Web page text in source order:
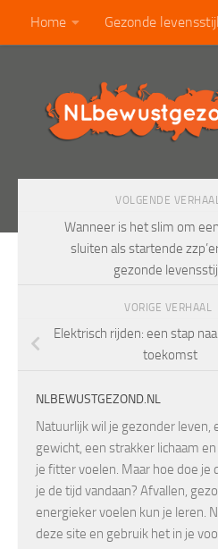
Doorgaan naar inhoud
Home Gezonde levensstijl
VOLGENDE
Wanneer is het slim om
sluiten als startende
gezonde
VORIGE VERHAAL
Elektrisch rijden: een stap
toekomst
NLBEWUSTGEZOND.NL
Natuurlijk wil je gezonder leven,
gewicht, een strakker lichaam
je fitter voelen. Maar hoe doe je
je de tijd vandaan? Afvallen,
energieker voelen kun je leren.
deze site en gebruik het in je